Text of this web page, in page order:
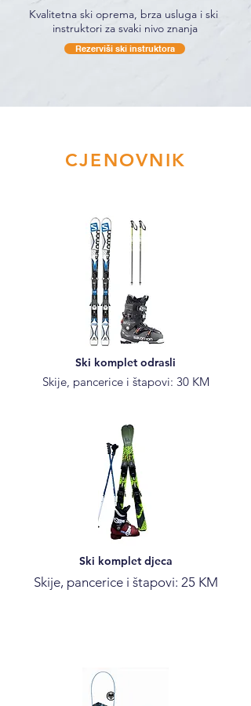
Kvalitetna ski oprema, brza usluga i ski
instruktori za svaki nivo znanja
Rezerviši ski instruktora
CJENOVNIK
Ski komplet odrasli
Skije, pancerice i štapovi: 30 KM
Ski komplet djeca
Skije, pancerice i štapovi: 25 KM